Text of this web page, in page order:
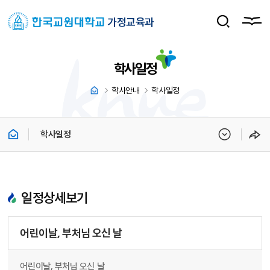
가정교육과
학사일정
학사안내 학사일정
학사일정
일정상세보기
어린이날, 부처님 오신 날
어린이날, 부처님 오신 날